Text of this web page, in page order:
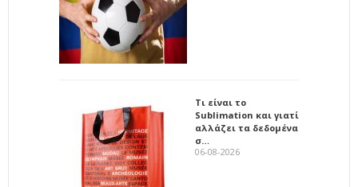
Τι είναι το
Sublimation και γιατί
αλλάζει τα δεδομένα
σ…
06-08-2026